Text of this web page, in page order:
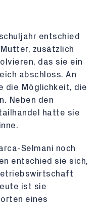
entschied
zusätzlich
das sie ein
abschloss. An
die Möglichkeit, die
Neben den
hatte sie
Selmani noch
entschied sie sich,
ist sie
eines